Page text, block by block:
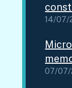
14/07/
07/07/